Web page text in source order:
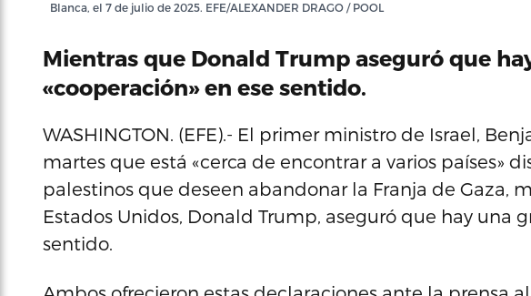
Blanca, el 7 de julio de 2025. EFE/ALEXANDER DRAGO / POOL
Mientras que Donald Trump aseguró que
«cooperación» en ese sentido.
WASHINGTON. (EFE).- El primer ministro de Israel,
martes que está «cerca de encontrar a varios países»
palestinos que deseen abandonar la Franja de Gaza,
Estados Unidos, Donald Trump, aseguró que hay una
sentido.